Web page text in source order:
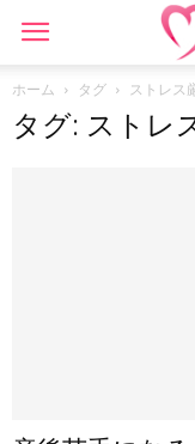
ホーム タグ ストレス
タグ: ストレ